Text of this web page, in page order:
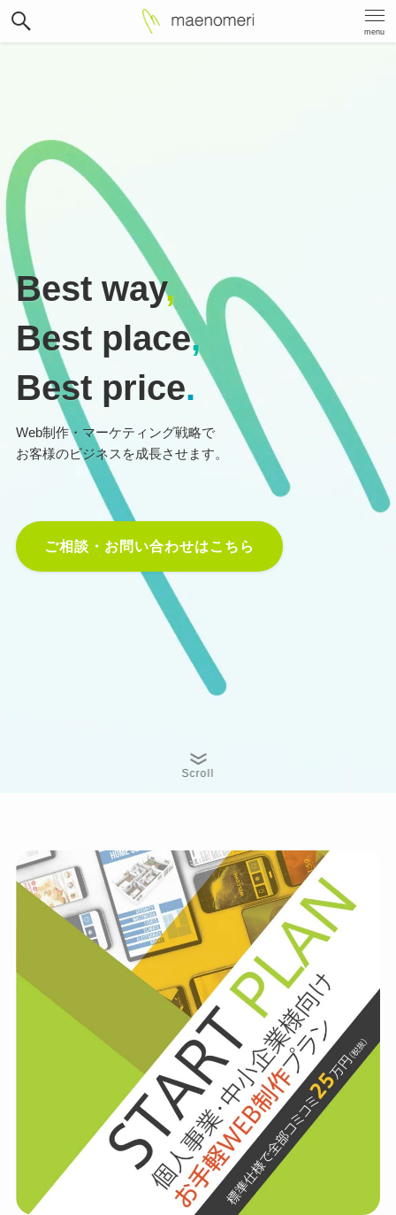
menu
Best way,
Best place,
Best price.
Web制作・マーケティング戦略で
お客様のビジネスを成長させます。
ご相談・お問い合わせはこちら
Scroll